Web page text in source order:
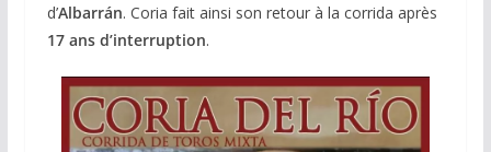
d’Albarrán. Coria fait ainsi son retour à la corrida après
17 ans d’interruption.